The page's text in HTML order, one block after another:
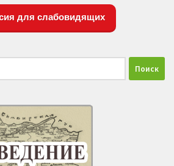
для слабовидящих